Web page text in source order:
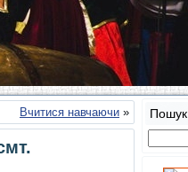
Вчитися навчаючи » Пошук